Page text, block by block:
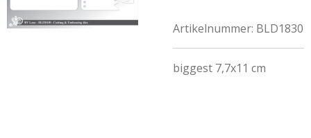
Artikelnummer: BLD1830
biggest 7,7x11 cm